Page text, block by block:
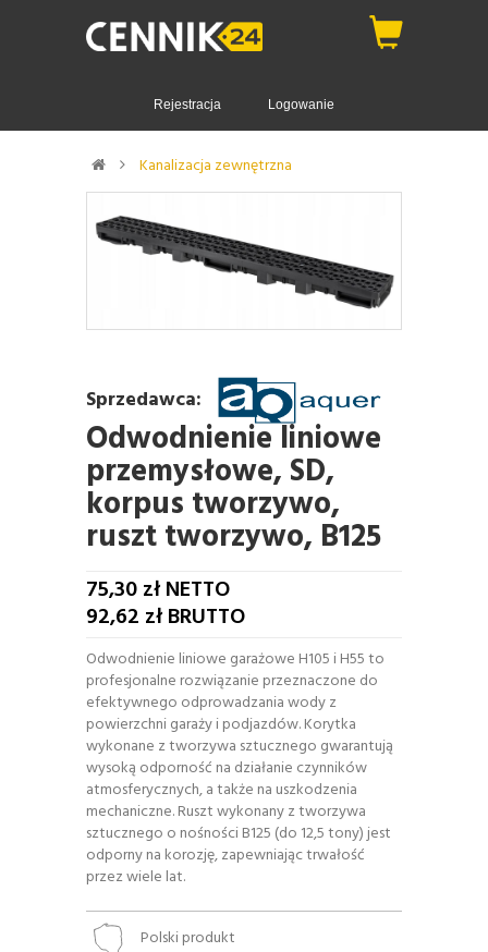
Rejestracja Logowanie
Kanalizacja zewnętrzna
Sprzedawca:
Odwodnienie liniowe
przemysłowe, SD,
korpus tworzywo,
ruszt tworzywo, B125
75,30zł NETTO
92,62 zł BRUTTO
Odwodnienie liniowe garażowe H105 i H55 to
profesjonalne rozwiązanie przeznaczone do
efektywnego odprowadzania wody z
powierzchni garaży i podjazdów. Korytka
wykonane z tworzywa sztucznego gwarantują
wysoką odporność na działanie czynników
atmosferycznych, a także na uszkodzenia
mechaniczne. Ruszt wykonany z tworzywa
sztucznego o nośności B125 (do 12,5 tony) jest
odporny na korozję, zapewniając trwałość
przez wiele lat.
Polski produkt